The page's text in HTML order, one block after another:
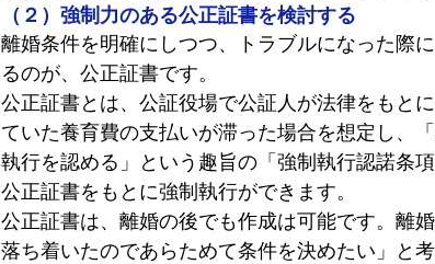
（２）強制力のある公正証書を検討する
離婚条件を明確にしつつ、トラブルになった際
るのが、公正証書です。
公正証書とは、公証役場で公証人が法律をもと
ていた養育費の支払いが滞った場合を想定し、
執行を認める」という趣旨の「強制執行認諾条
公正証書をもとに強制執行ができます。
公正証書は、離婚の後でも作成は可能です。離
落ち着いたのであらためて条件を決めたい」と